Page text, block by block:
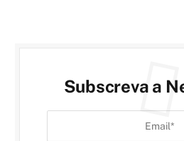
Subscreva a